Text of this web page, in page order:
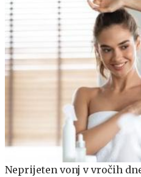
Neprijeten vonj v vročih